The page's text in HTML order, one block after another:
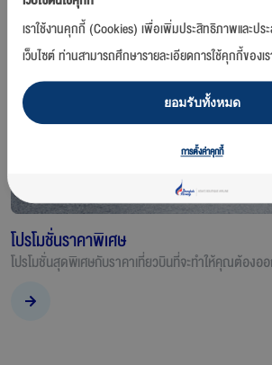
โปรโมชั่นราคาพิเศษ
โปรโมชั่นสุดพิเศษกับราคาเที่ยวบินที่จะทำให้คุณต้องออ
เราใช้งานคุกกี้ (Cookies) เพื่อเพิ่มประสิทธิภาพและป
เว็บไซต์ ท่านสามารถศึกษารายละเอียดการใช้คุกกี้ของเ
ยอมรับทั้งหมด
การตั้งค่าคุกกี้